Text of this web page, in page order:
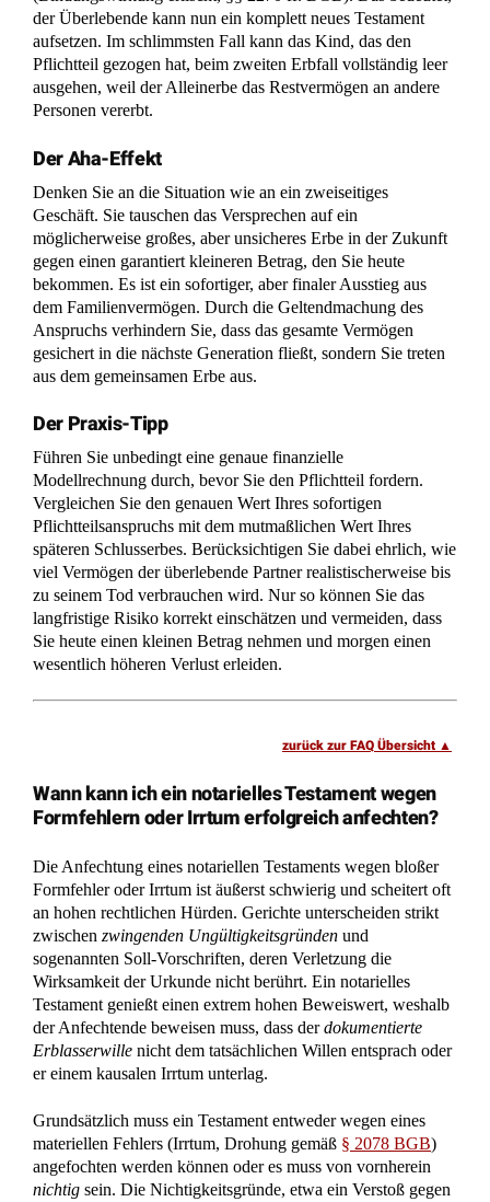
Der Aha-Effekt
Denken Sie an die Situation wie an ein zweiseitiges
Geschäft. Sie tauschen das Versprechen auf ein
gegen einen garantiert kleineren Betrag, den Sie heute
bekommen. Es ist ein sofortiger, aber finaler Ausstieg aus
dem Familienvermögen. Durch die Geltendmachung des
Anspruchs verhindern Sie, dass das gesamte Vermögen
gesichert in die nächste Generation fließt, sondern Sie treten
aus dem gemeinsamen Erbe aus.
Der Praxis-Tipp
Führen Sie unbedingt eine genaue finanzielle
Modellrechnung durch, bevor Sie den Pflichtteil fordern.
Vergleichen Sie den genauen Wert Ihres sofortigen
Pflichtteilsanspruchs mit dem mutmaßlichen Wert Ihres
späteren Schlusserbes. Berücksichtigen Sie dabei ehrlich, wie
viel Vermögen der überlebende Partner realistischerweise bis
zu seinem Tod verbrauchen wird. Nur so können Sie das
langfristige Risiko korrekt einschätzen und vermeiden, dass
Sie heute einen kleinen Betrag nehmen und morgen einen
wesentlich höheren Verlust erleiden.
zurück zur FAQ Übersicht
Formfehlern oder Irrtum erfolgreich anfechten?
Die Anfechtung eines notariellen Testaments wegen bloßer
an hohen rechtlichen Hürden. Gerichte unterscheiden strikt
zwischenzwingenden Ungültigkeitsgründenund
Wirksamkeit der Urkunde nicht berührt. Ein notarielles
Testament genießt einen extrem hohen Beweiswert, weshalb
der Anfechtende beweisen muss, dass derdokumentierte
Erblasserwillenicht dem tatsächlichen Willen entsprach oder
er einem kausalen Irrtum unterlag.
Grundsätzlich muss ein Testament entweder wegen eines
materiellen Fehlers (Irrtum, Drohung gemäß§ 2078 BGB
angefochten werden können oder es muss von vornherein
nichtigsein. Die Nichtigkeitsgründe, etwa ein Verstoß gegen
sehr eng gefasst. Juristen nennen das Prinzip der
Formstrenge. Verletzt der Notar lediglich sogenannte Soll-
Vorschriften, wie zum Beispiel bestimmte Bestimmungen im
Beurkundungsgesetz (BeurkG), führt dieser Mangel nicht